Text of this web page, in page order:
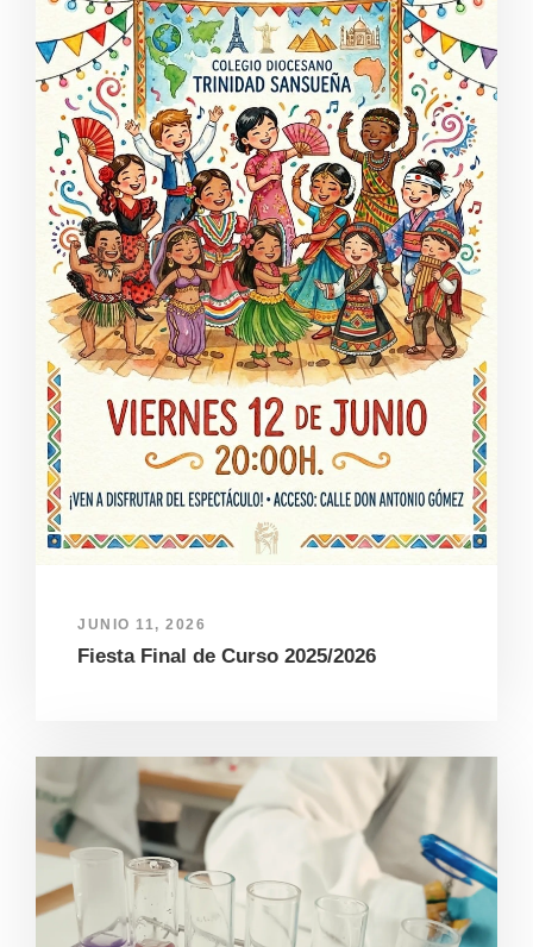
JUNIO 11, 2026
Fiesta Final de Curso 2025/2026